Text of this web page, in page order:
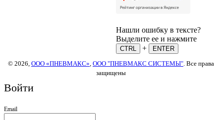
Нашли ошибку в тексте?
Выделите ее и нажмите
CTRL +
ENTER
© 2026, ООО «ПНЕВМАКС» ООО "ПНЕВМАКС СИСТЕМЫ" . Все права
защищены
Войти
Email